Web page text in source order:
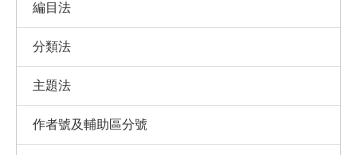
編目法
分類法
主題法
作者號及輔助區分號